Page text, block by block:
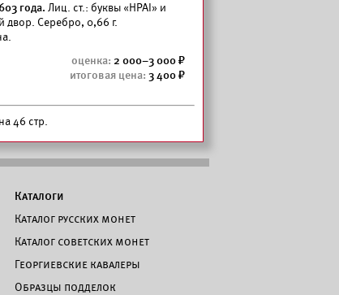
года. Лиц. ст.: буквы «НРАI» и
двор. Серебро, 0,66 г.
2 000–3 000
3 400
46 стр.
Каталоги
Каталог русских монет
Каталог советских монет
Георгиевские кавалеры
Образцы подделок